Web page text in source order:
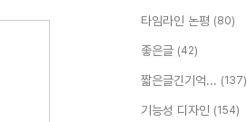
타임라인 논평 (80)
좋은글 (42)
짧은글긴기억... (137)
기능성 디자인 (154)